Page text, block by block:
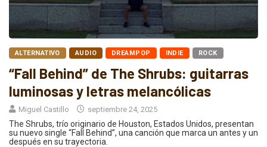
ALTERNATIVO AUDIO DREAMPOP INDIE ROCK
“Fall Behind” de The Shrubs: guitarras
luminosas y letras melancólicas
Miguel Castillo septiembre 24, 2025
The Shrubs, trío originario de Houston, Estados Unidos, presentan
su nuevo single “Fall Behind”, una canción que marca un antes y un
después en su trayectoria.